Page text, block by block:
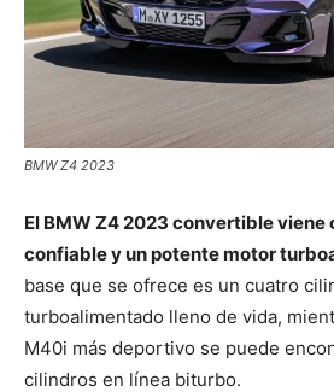
BMW Z4 2023
El BMW Z4 2023 convertible viene
confiable y un potente motor
base que se ofrece es un cuatro
turboalimentado lleno de vida,
M40i más deportivo se puede
cilindros en línea biturbo.